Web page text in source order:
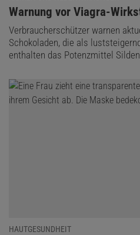
:
Warnung vor Viagra-
Verbraucherschützer warnen
Schokoladen, die als
enthalten das Potenzmittel
HAUTGESUNDHEIT